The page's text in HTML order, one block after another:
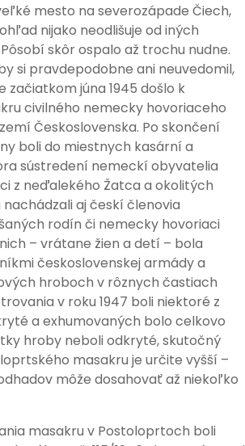
mesto na severozápade Čiech,
nijako neodlišuje od iných
skôr ospalo až trochu nudne.
si pravdepodobne ani neuvedomil,
začiatkom júna 1945 došlo k
civilného nemecky hovoriaceho
Československa. Po skončení
boli do miestnych kasární a
sústredení nemeckí obyvatelia
z neďalekého Žatca a okolitých
nachádzali aj českí členovia
rodín či nemecky hovoriaci
– vrátane žien a detí – bola
československej armády a
hroboch v rôznych častiach
v roku 1947 boli niektoré z
a exhumovaných bolo celkovo
hroby neboli odkryté, skutočný
masakru je určite vyšší –
môže dosahovať až niekoľko
masakru v Postoloprtoch boli